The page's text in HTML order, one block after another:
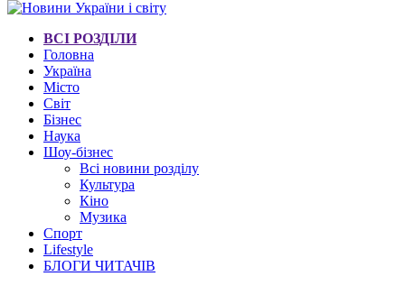
ВСІ РОЗДІЛИ
Головна
Україна
Місто
Світ
Бізнес
Наука
Шоу-бізнес
Всі новини розділу
Культура
Кіно
Музика
Спорт
Lifestyle
БЛОГИ ЧИТАЧІВ